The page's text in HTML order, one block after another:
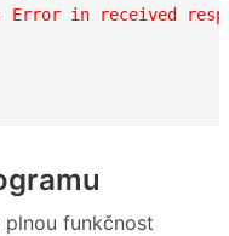
Error in received
funkčnost